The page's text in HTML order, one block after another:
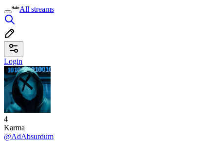
All streams
Login
4
Karma
@AdAbsurdum